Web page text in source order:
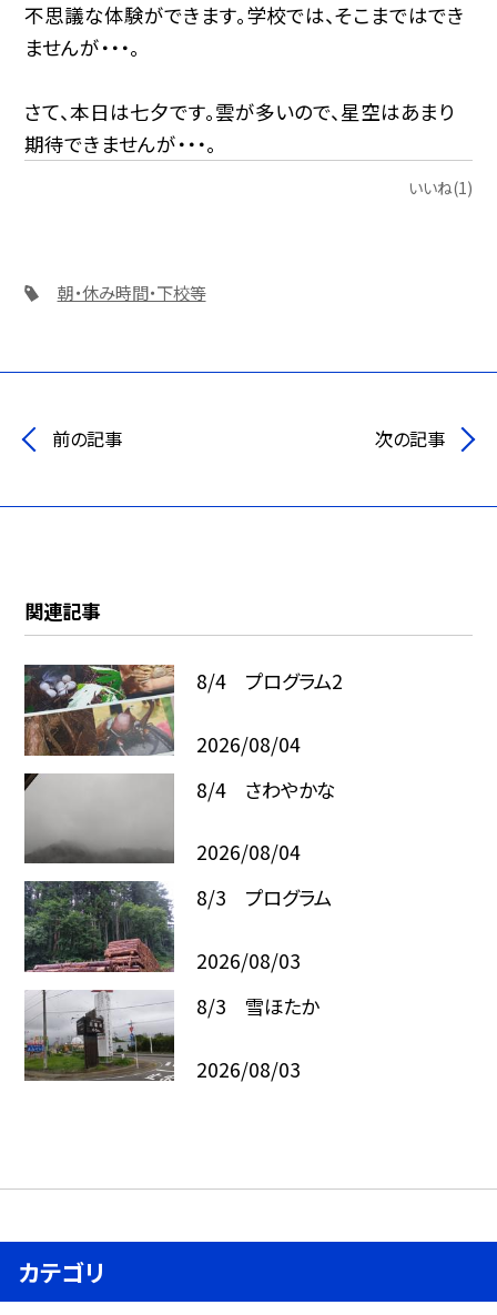
不思議な体験ができます。学校では、そこまではでき
ませんが・・・。
さて、本日は七夕です。雲が多いので、星空はあまり
期待できませんが・・・。
いいね(1)
朝・休み時間・下校等
前の記事 次の記事
関連記事
8/4 プログラム2
2026/08/04
8/4 さわやかな
2026/08/04
8/3 プログラム
2026/08/03
8/3 雪ほたか
2026/08/03
カテゴリ